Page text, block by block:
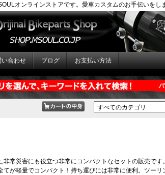
オンラインストアです。愛車カスタムのお手伝いをし
い合わせ ブログ お支払い方法
常災害にも役立つ非常にコンパクトなセットの販売です。
てが軽量でコンパクト！持ち運びには非常に便利。ツー